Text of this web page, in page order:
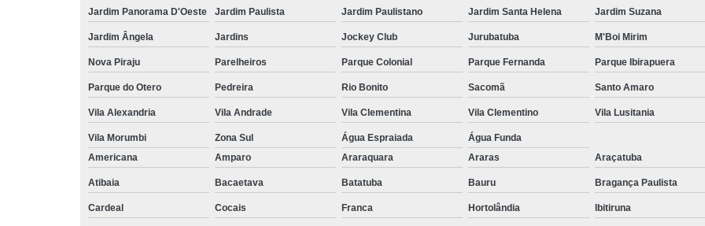
Jardim Panorama D'Oeste Jardim Paulista Jardim Paulistano Jardim Santa Helena Jardim Suzana
Jardim Ângela Jardins Jockey Club Jurubatuba M'Boi Mirim
Nova Piraju Parelheiros Parque Colonial Parque Fernanda Parque Ibirapuera
Parque do Otero Pedreira Rio Bonito Sacomã Santo Amaro
Vila Alexandria Vila Andrade Vila Clementina Vila Clementino Vila Lusitania
Vila Morumbi Zona Sul Água Espraiada
Água Funda
Americana
Amparo Araraquara Araras Araçatuba
Atibaia Bacaetava Batatuba Bauru Bragança Paulista
Cardeal Cocais Franca Hortolândia Ibitiruna